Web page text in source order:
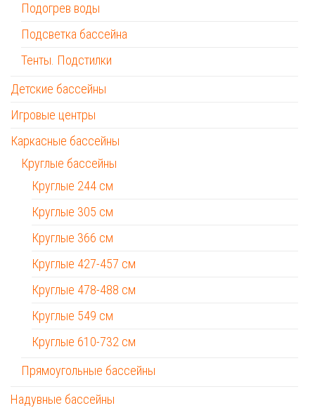
Подогрев воды
Подсветка бассейна
Тенты. Подстилки
Детские бассейны
Игровые центры
Каркасные бассейны
Круглые бассейны
Круглые 244 см
Круглые 305 см
Круглые 366 см
Круглые 427-457 см
Круглые 478-488 см
Круглые 549 см
Круглые 610-732 см
Прямоугольные бассейны
Надувные бассейны